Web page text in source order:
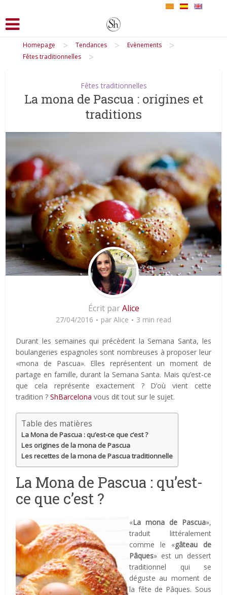
Homepage > Tendances > Evènements >
Fêtes traditionnelles >
Fêtes traditionnelles
La mona de Pascua : origines et
traditions
Écrit parAlice
27/04/2016 par Alice 3 min read
Durant les semaines qui précèdent la Semana Santa, les
boulangeries espagnoles sont nombreuses à proposer leur
«mona de Pascua». Elles représentent un moment de
partage en famille, durant la Semana Santa. Mais qu’est-ce
que cela représente exactement ? D’où vient cette
tradition ?ShBarcelona vous dit tout sur le sujet.
Table des matières
La Mona de Pascua : qu’est-ce que c’est ?
Les origines de la mona de Pascua
Les recettes de la mona de Pascua traditionnelle
La Mona de Pascua : qu’est-
ce que c’est ?
«La mona de Pascua»,
traduit littéralement
comme le «gâteau de
Pâques» est un dessert
traditionnel qui se
déguste au moment de
la fête de Pâques. Sous